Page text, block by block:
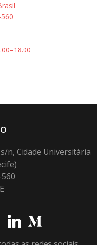
560
n, Cidade Universitária
560